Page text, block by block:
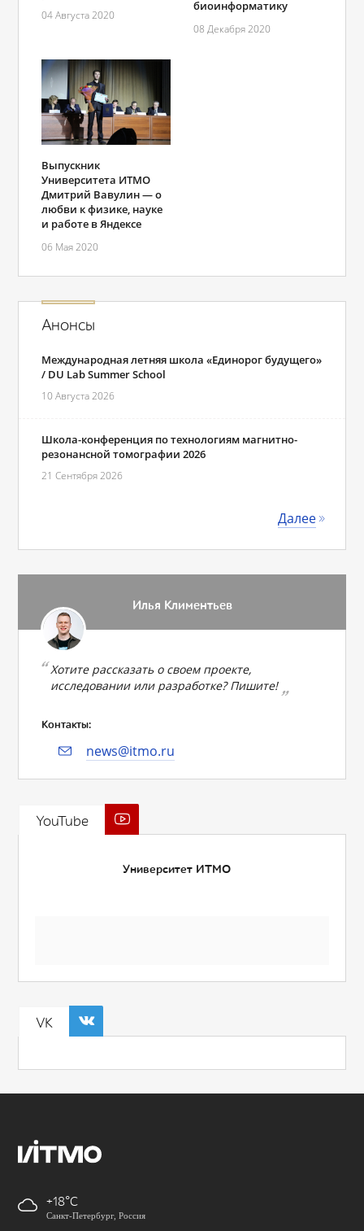
04 Августа 2020
биоинформатику
08 Декабря 2020
Выпускник
Университета ИТМО
Дмитрий Вавулин — о
любви к физике, науке
и работе в Яндексе
06 Мая 2020
Анонсы
Международная летняя школа «Единорог будущего»
/ DU Lab Summer School
10 Августа 2026
Школа-конференция по технологиям магнитно-
резонансной томографии 2026
21 Сентября 2026
Далее
Илья Климентьев
Хотите рассказать о своем проекте,
исследовании или разработке? Пишите!
Контакты:
news@itmo.ru
YouTube
Университет ИТМО
VK
+18
Санкт-Петербург, Россия